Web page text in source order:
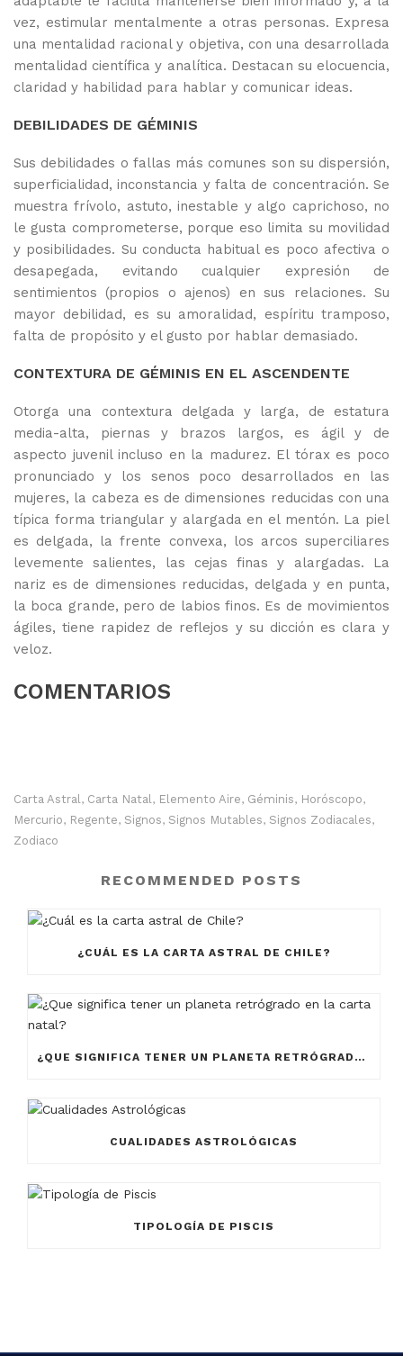
vez, estimular mentalmente a otras personas. Expresa
una mentalidad racional y objetiva, con una desarrollada
mentalidad científica y analítica. Destacan su elocuencia,
claridad y habilidad para hablar y comunicar ideas.
DEBILIDADES DE GÉMINIS
Sus debilidades o fallas más comunes son su dispersión,
superficialidad, inconstancia y falta de concentración. Se
muestra frívolo, astuto, inestable y algo caprichoso, no
le gusta comprometerse, porque eso limita su movilidad
y posibilidades. Su conducta habitual es poco afectiva o
desapegada, evitando cualquier expresión de
sentimientos (propios o ajenos) en sus relaciones. Su
mayor debilidad, es su amoralidad, espíritu tramposo,
falta de propósito y el gusto por hablar demasiado.
CONTEXTURA DE GÉMINIS EN EL ASCENDENTE
Otorga una contextura delgada y larga, de estatura
media-alta, piernas y brazos largos, es ágil y de
aspecto juvenil incluso en la madurez. El tórax es poco
pronunciado y los senos poco desarrollados en las
mujeres, la cabeza es de dimensiones reducidas con una
típica forma triangular y alargada en el mentón. La piel
es delgada, la frente convexa, los arcos superciliares
levemente salientes, las cejas finas y alargadas. La
nariz es de dimensiones reducidas, delgada y en punta,
la boca grande, pero de labios finos. Es de movimientos
ágiles, tiene rapidez de reflejos y su dicción es clara y
veloz.
COMENTARIOS
Carta Astral, Carta Natal, Elemento Aire, Géminis, Horóscopo,
Mercurio, Regente, Signos, Signos Mutables, Signos Zodiacales,
Zodiaco
RECOMMENDED POSTS
¿CUÁL ES LA CARTA ASTRAL DE CHILE?
¿QUE SIGNIFICA TENER UN PLANETA RETRÓGRADO EN LA CARTA NATAL?
CUALIDADES ASTROLÓGICAS
TIPOLOGÍA DE PISCIS